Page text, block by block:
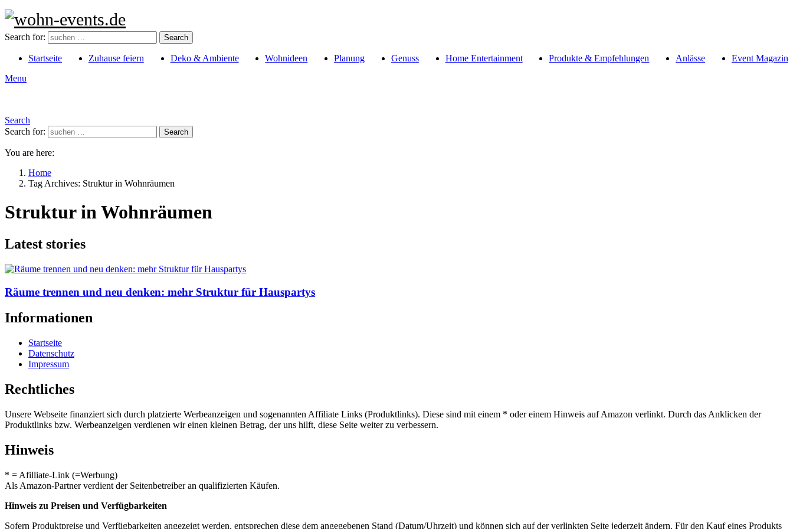
Search for: Search
Startseite Zuhause feiern Deko & Ambiente Wohnideen Planung Genuss Home Entertainment Produkte & Empfehlungen Anlässe
Event Magazin
Menu
Search
Search for:
Search
You are here:
Home
Tag Archives: Struktur in Wohnräumen
Struktur in Wohnräumen
Latest stories
Räume trennen und neu denken: mehr Struktur für Hauspartys
Informationen
Startseite
Datenschutz
Impressum
Rechtliches
Unsere Webseite finanziert sich durch platzierte Werbeanzeigen und sogenannten Affiliate Links (Produktlinks). Diese sind mit einem * oder einem Hinweis auf Amazon verlinkt. Durch das Anklicken der
Produktlinks bzw. Werbeanzeigen verdienen wir einen kleinen Betrag, der uns hilft, diese Seite weiter zu verbessern.
Hinweis
* = Afilliate-Link (=Werbung)
Als Amazon-Partner verdient der Seitenbetreiber an qualifizierten Käufen.
Hinweis zu Preisen und Verfügbarkeiten
Sofern Produktpreise und Verfügbarkeiten angezeigt werden, entsprechen diese dem angegebenen Stand (Datum/Uhrzeit) und können sich auf der verlinkten Seite jederzeit ändern. Für den Kauf eines Produkts